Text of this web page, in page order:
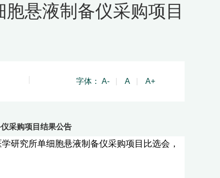
悬液制备仪采购项目
字体： A- A A+
采购项目结果公告
研究所单细胞悬液制备仪采购项目比选会，